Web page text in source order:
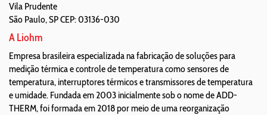
Vila Prudente
São Paulo,SPCEP: 03136-030
A Liohm
Empresa brasileira especializada na fabricação de soluções para
medição térmica e controle de temperatura como sensores de
temperatura, interruptores térmicos e transmissores de temperatura
e umidade. Fundada em 2003 inicialmente sob o nome de ADD-
THERM, foi formada em 2018 por meio de uma reorganização